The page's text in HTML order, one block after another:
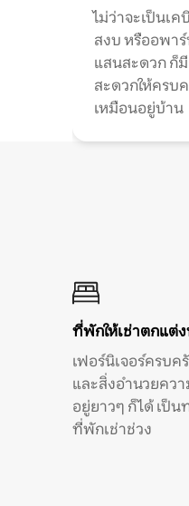
ไม่ว่าจะเป็นเ
สงบ หรืออพา
แสนสะดวก ก็
สะดวกให้ครบ
เหมือนอยู่บ้าน
ที่พักให้เช่าตกแต่
เฟอร์นิเจอร์ครบ
และสิ่งอำนวยคว
อยู่ยาวๆ ก็ได้ เป็
ที่พักเช่าช่วง